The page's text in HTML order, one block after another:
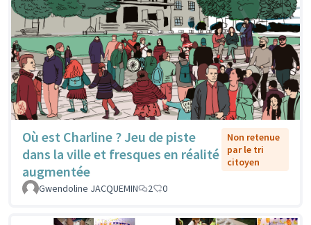
Où est Charline ? Jeu de piste
dans la ville et fresques en réalité
augmentée
Non retenue
par le tri
citoyen
Gwendoline JACQUEMIN 2 0